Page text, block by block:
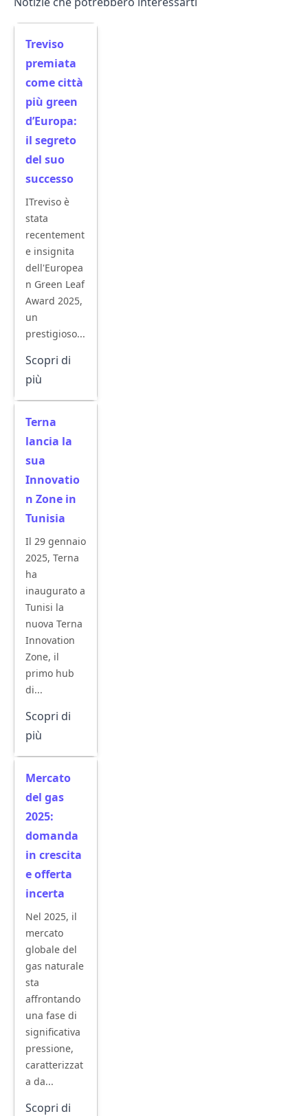
Treviso
premiata
come città
più green
d’Europa:
il segreto
del suo
successo
ITreviso è
stata
recentement
e insignita
dell'Europea
n Green Leaf
Award 2025,
un
prestigioso...
Scopri di
più
Terna
lancia la
sua
Innovatio
n Zone in
Tunisia
Il 29 gennaio
2025, Terna
ha
inaugurato a
Tunisi la
nuova Terna
Innovation
Zone, il
primo hub
di...
Scopri di
più
Mercato
del gas
2025:
domanda
in crescita
e offerta
incerta
Nel 2025, il
mercato
globale del
gas naturale
sta
affrontando
una fase di
significativa
pressione,
caratterizzat
a da...
Scopri di